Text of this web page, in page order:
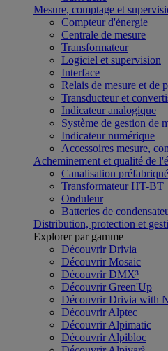
Mesure, comptage et
Compteur d'énergie
Centrale de mesure
Transformateur
Logiciel et supervision
Interface
Relais de mesure et de
Transducteur et
Indicateur analogique
Système de gestion de
Indicateur numérique
Accessoires mesure,
Acheminement et qualité de
Canalisation
Transformateur HT-BT
Onduleur
Batteries de
Distribution, protection et
Explorer par gamme
Découvrir Drivia
Découvrir Mosaic
Découvrir DMX³
Découvrir Green'Up
Découvrir Drivia with
Découvrir Alptec
Découvrir Alpimatic
Découvrir Alpibloc